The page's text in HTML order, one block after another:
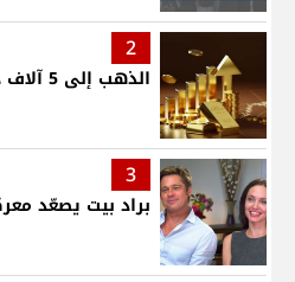
2
الذهب إلى 5 آلاف دولار في 2027؟
3
براد بيت يصعّد